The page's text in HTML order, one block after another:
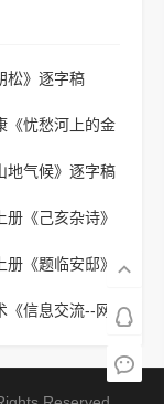
松》逐字稿
《忧愁河上的金
地气候》逐字稿
《己亥杂诗》
《题临安邸》
《信息交流--网